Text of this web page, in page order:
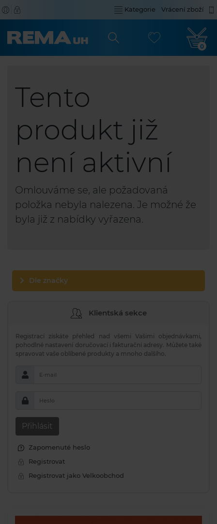
Kategorie Vrácení zboží
0
Tento
produkt již
není aktivní
Omlouváme se, ale požadovaná
položka nebyla nalezena. Je možné že
byla již z nabídky vyřazena.
Dle značky
Klientská sekce
Registrací získáte přehled nad všemi Vašimi objednávkami,
pohodlné nastavení doručovací i fakturační adresy. Můžete také
spravovat vaše oblíbené produkty a mnoho dalšího.
E-mail
Heslo
Přihlásit
Zapomenuté heslo
Registrovat
Registrovat jako Velkoobchod